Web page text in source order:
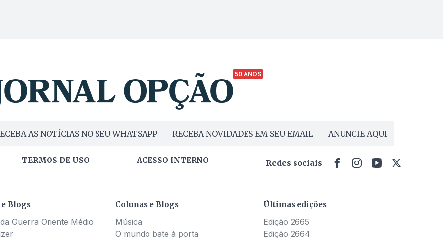
50 ANOS
AS NOTÍCIAS NO SEU WHATSAPP RECEBA NOVIDADES EM SEU EMAIL ANUNCIE AQUI
TERMOS DE USO ACESSO INTERNO Redes sociais
Blogs
Guerra Oriente Médio
Colunas e Blogs
Música
O mundo bate à porta
Últimas edições
Edição 2665
Edição 2664